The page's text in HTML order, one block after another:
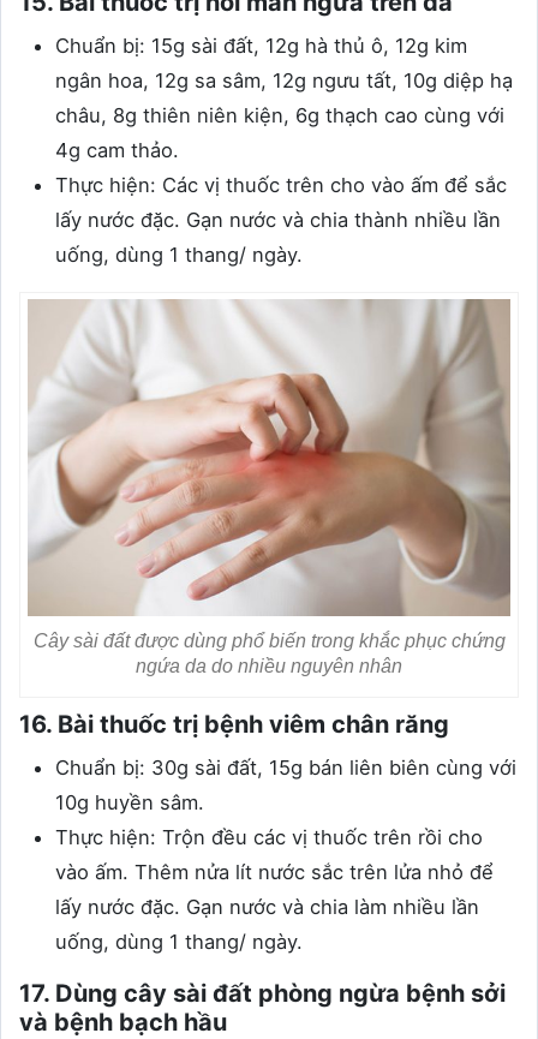
Chuẩn bị: 15g sài đất, 12g hà thủ ô, 12g kim
ngân hoa, 12g sa sâm, 12g ngưu tất, 10g diệp hạ
châu, 8g thiên niên kiện, 6g thạch cao cùng với
4g cam thảo.
Thực hiện: Các vị thuốc trên cho vào ấm để sắc
lấy nước đặc. Gạn nước và chia thành nhiều lần
uống, dùng 1 thang/ ngày.
Cây sài đất được dùng phổ biến trong khắc phục chứng
ngứa da do nhiều nguyên nhân
16. Bài thuốc trị bệnh viêm chân răng
Chuẩn bị: 30g sài đất, 15g bán liên biên cùng với
10g huyền sâm.
Thực hiện: Trộn đều các vị thuốc trên rồi cho
vào ấm. Thêm nửa lít nước sắc trên lửa nhỏ để
lấy nước đặc. Gạn nước và chia làm nhiều lần
uống, dùng 1 thang/ ngày.
17. Dùng cây sài đất phòng ngừa bệnh sởi
và bệnh bạch hầu